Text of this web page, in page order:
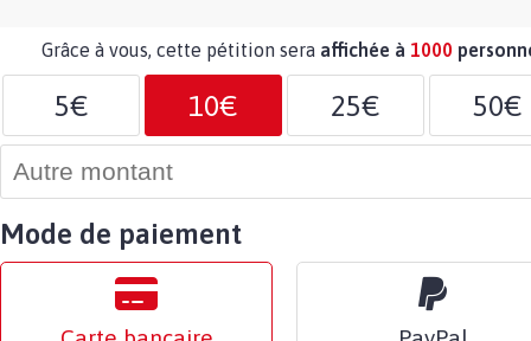
Grâce à vous, cette pétition sera affichée à 1000
5€ 10€ 25€ 50€
Mode de paiement